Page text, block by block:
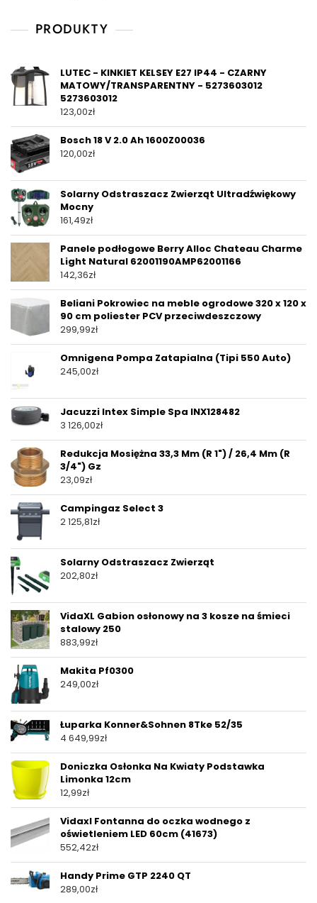
PRODUKTY
LUTEC - KINKIET KELSEY E27 IP44 - CZARNY
MATOWY/TRANSPARENTNY - 5273603012
5273603012
123,00zł
Bosch 18 V 2.0 Ah 1600Z00036
120,00zł
Solarny Odstraszacz Zwierząt Ultradźwiękowy
Mocny
161,49zł
Panele podłogowe Berry Alloc Chateau Charme
Light Natural 62001190AMP62001166
142,36zł
Beliani Pokrowiec na meble ogrodowe 320 x 120 x
90 cm poliester PCV przeciwdeszczowy
299,99zł
Omnigena Pompa Zatapialna (Tipi 550 Auto)
245,00zł
Jacuzzi Intex Simple Spa INX128482
3 126,00zł
Redukcja Mosiężna 33,3 Mm (R 1") / 26,4 Mm (R
3/4") Gz
23,09zł
Campingaz Select 3
2 125,81zł
Solarny Odstraszacz Zwierząt
202,80zł
VidaXL Gabion osłonowy na 3 kosze na śmieci
stalowy 250
883,99zł
Makita Pf0300
249,00zł
Łuparka Konner&Sohnen 8Tke 52/35
4 649,99zł
Doniczka Osłonka Na Kwiaty Podstawka
Limonka 12cm
12,99zł
Vidaxl Fontanna do oczka wodnego z
oświetleniem LED 60cm (41673)
552,42zł
Handy Prime GTP 2240 QT
289,00zł